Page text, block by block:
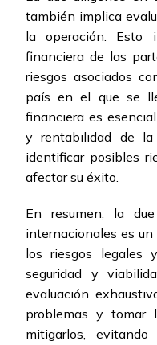
también implica
la operación. Esto
financiera de las
riesgos asociados
país en el que se
financiera es
y rentabilidad de la
identificar posibles
afectar su éxito.
En resumen, la
internacionales es
los riesgos legales
seguridad y
evaluación
problemas y tomar
mitigarlos,